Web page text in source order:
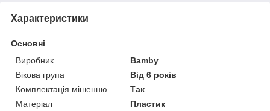
Характеристики
Основні
Виробник
Bamby
Вікова група
Від 6 років
Комплектація мішенню
Так
Матеріал
Пластик